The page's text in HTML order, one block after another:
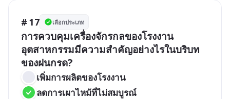
# 17 เลือกประเภท
การควบคุมเครื่องจักรกลของโรงงาน
อุตสาหกรรมมีความสำคัญอย่างไรในบริบท
ของฝนกรด?
เพิ่มการผลิตของโรงงาน
ลดการเผาไหม้ที่ไม่สมบูรณ์